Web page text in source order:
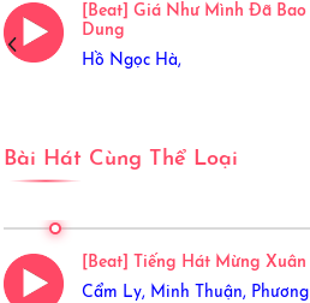
[Beat] Giá Như Mình Đã Bao
Dung
Hồ Ngọc Hà,
Bài Hát Cùng Thể Loại
[Beat] Tiếng Hát Mừng Xuân
Cẩm Ly, Minh Thuận, Phương